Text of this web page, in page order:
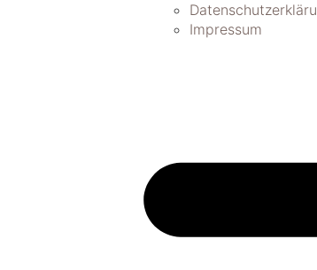
Impressum